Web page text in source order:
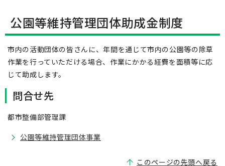
公園等維持管理団体助成金制度
市内の活動団体の皆さんに、年間を通じて市内の公園等の除草
作業を行っていただける場合、作業にかかる経費を面積等に応
じて助成します。
問合せ先
都市整備部管理課
公園等維持管理団体事業
このページの先頭へ戻る